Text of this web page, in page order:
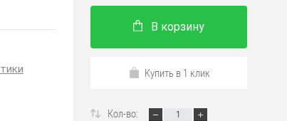
В корзину
Купить в 1 клик
Кол-во: